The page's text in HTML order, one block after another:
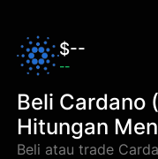
$--
--
Beli Cardano
Hitungan
Beli atau trade